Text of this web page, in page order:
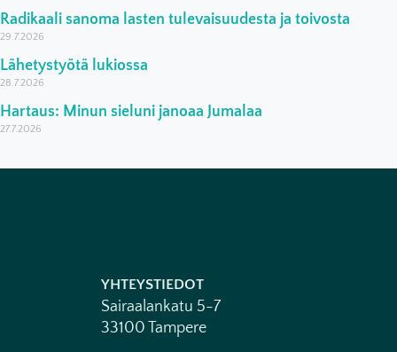
Radikaali sanoma lasten tulevaisuudesta ja toivosta
29.7.2026
Lähetystyötä lukiossa
28.7.2026
Hartaus: Minun sieluni janoaa Jumalaa
27.7.2026
YHTEYSTIEDOT
Sairaalankatu 5-7
33100 Tampere